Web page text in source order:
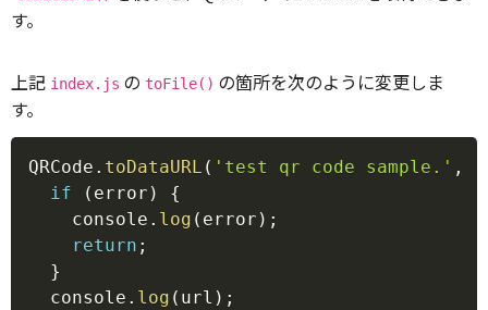
す。
上記 index.js の toFile() の箇所を次のように変更しま
す。
QRCode . toDataURL ( 'test qr code sample.' ,
if
( error )
{
    console
. log ( error ) ;
return ;
}
  console
. log ( url ) ;
Copy